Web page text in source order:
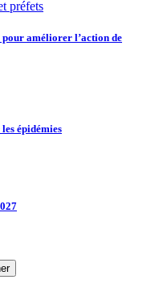
améliorer l’action de
épidémies